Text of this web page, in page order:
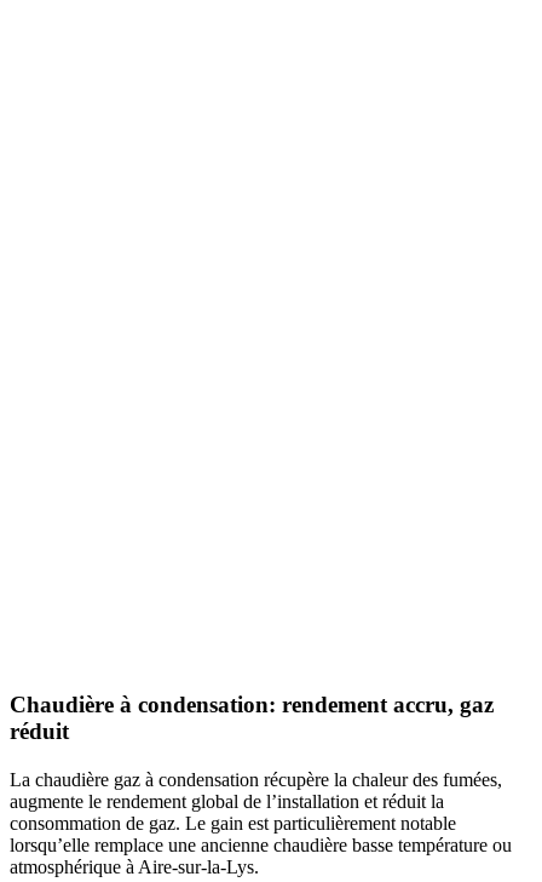
Chaudière à condensation: rendement accru, gaz
réduit
La chaudière gaz à condensation récupère la chaleur des fumées,
augmente le rendement global de l’installation et réduit la
consommation de gaz. Le gain est particulièrement notable
lorsqu’elle remplace une ancienne chaudière basse température ou
atmosphérique à Aire-sur-la-Lys.